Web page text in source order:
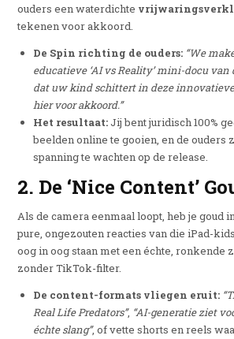
ouders een waterdichte
tekenen voor akkoord.
De Spin richting de ouders: “We
educatieve ‘AI vs Reality’ mini-docu van
dat uw kind schittert in deze
hier voor akkoord.”
Het resultaat:Jij bent juridisch 100%
beelden online te gooien, en de ouders
spanning te wachten op de release.
2. De ‘Nice Content’
Als de camera eenmaal loopt, heb je goud
pure, ongezouten reacties van die iPad-
oog in oog staan met een échte,
zonder TikTok-filter.
De content-formats vliegen eruit:
Real Life Predators”, “AI-generatie ziet
échte slang”, of vette shorts en reels